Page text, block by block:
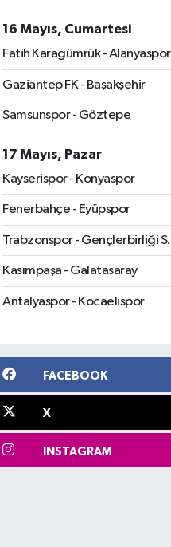
16 Mayıs, Cumartesi
Fatih Karagümrük - Alanyaspor
Gaziantep FK - Başakşehir
Samsunspor - Göztepe
17 Mayıs, Pazar
Kayserispor - Konyaspor
Fenerbahçe - Eyüpspor
Trabzonspor - Gençlerbirliği
Kasımpaşa - Galatasaray
Antalyaspor - Kocaelispor
FACEBOOK
X
INSTAGRAM